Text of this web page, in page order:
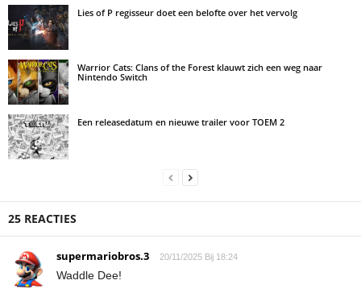
Lies of P regisseur doet een belofte over het vervolg
Warrior Cats: Clans of the Forest klauwt zich een weg naar
Nintendo Switch
Een releasedatum en nieuwe trailer voor TOEM 2
25 REACTIES
supermariobros.3 20/11/2025 Bij 18:24
Waddle Dee!